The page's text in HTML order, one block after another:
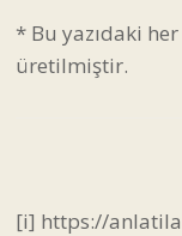
* Bu yazıdaki
üretilmiştir.
[i] https://